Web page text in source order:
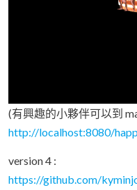
(有興趣的小夥伴可以到
http://localhost:8080/
version 4 :
https://github.com/